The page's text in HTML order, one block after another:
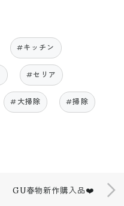
#キッチン
#セリア
#大掃除 #掃除
GU春物新作購入品❤️